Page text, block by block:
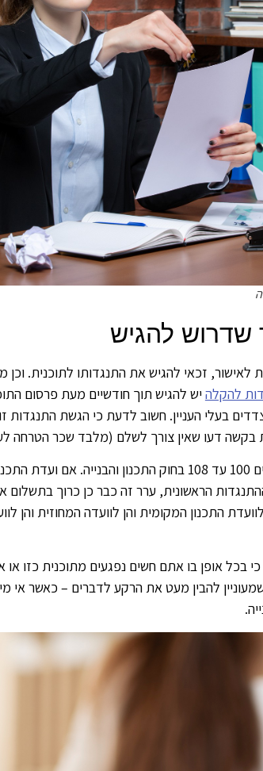
שדרוש להגיש
לאישור, זכאי להגיש את התנגדותו לתוכנית.
להקלהיש להגיש תוך חודשיים מעת פרסום
בעלי העניין. חשוב לדעת כי הגשת התנגדות
בקשה דעו שאין צורך לשלם (מלבד שכר הטרחה
המידע הרלוונטי לעניין זה מובא בהרחבה בסעיפים 100 עד 108 בחוק
הראשונית, ערר זה כבר כן כרוך בתשלום
התכנון המקומית והן לוועדה המחוזית והן
בכל אופן בו אתם חשים נפגעים מתוכנית כזו
להבין מעט את הרקע לדברים – כאשר אי מי